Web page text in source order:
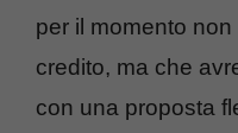
per il momento
credito, ma che
con una proposta